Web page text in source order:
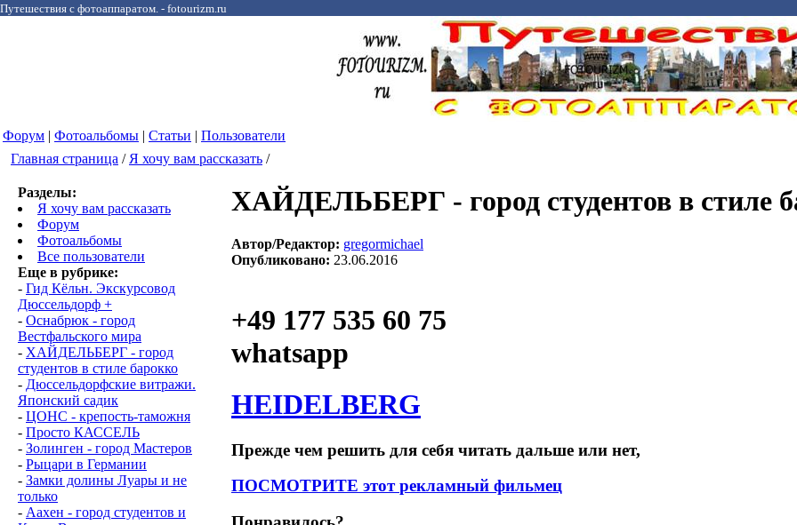
Путешествия с фотоаппаратом. - fotourizm.ru
Форум | Фотоальбомы | Статьи | Пользователи
Главная страница / Я хочу вам рассказать /
Разделы:
Я хочу вам рассказать
Форум
Фотоальбомы
Все пользователи
Еще в рубрике:
- Гид Кёльн. Экскурсовод
Дюссельдорф +
- Oснабрюк - город
Вестфальского мира
- ХАЙДЕЛЬБЕРГ - город
студентов в стиле барокко
- Дюссельдорфские витражи.
Японский садик
- ЦОНС - крепость-таможня
- Просто КАССЕЛЬ
- Золинген - город Мастеров
- Рыцари в Германии
- Замки долины Луары и не
только
- Aaхен - город студентов и
ХАЙДЕЛЬБЕРГ - город студентов в стиле
Автор/Редактор: gregormichael
Опубликовано: 23.06.2016
+49 177 535 60 75
whatsapp
HEIDELBERG
Прежде чем решить для себя читать дальше или нет,
ПОСМОТРИТЕ этотрекламный фильмец